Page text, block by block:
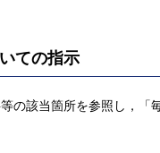
ての指示
の該当箇所を参照し，「